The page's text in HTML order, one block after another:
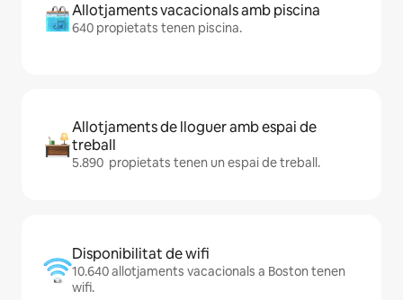
Allotjaments vacacionals amb piscina
640 propietats tenen piscina.
Allotjaments de lloguer amb espai de
treball
5.890 propietats tenen un espai de treball.
Disponibilitat de wifi
10.640 allotjaments vacacionals a Boston tenen
wifi.